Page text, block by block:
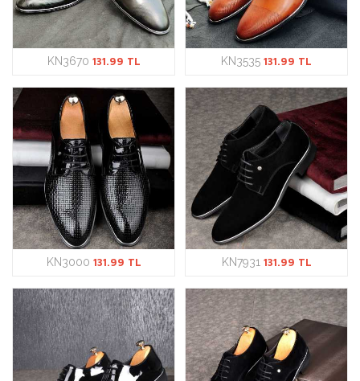
KN3670 131.99 TL KN3535 131.99 TL
KN3000 131.99 TL KN7931 131.99 TL